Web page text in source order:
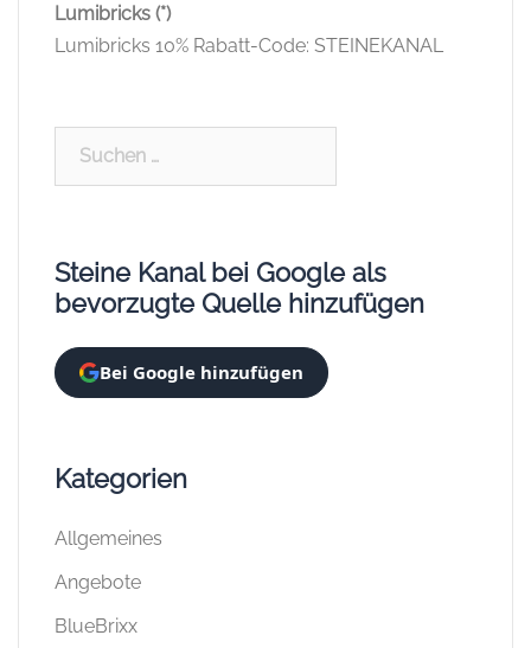
Lumibricks (*)
Lumibricks 10% Rabatt-Code: STEINEKANAL
Suchen
Steine Kanal bei Google als
bevorzugte Quelle hinzufügen
Bei Google hinzufügen
Kategorien
Allgemeines
Angebote
BlueBrixx